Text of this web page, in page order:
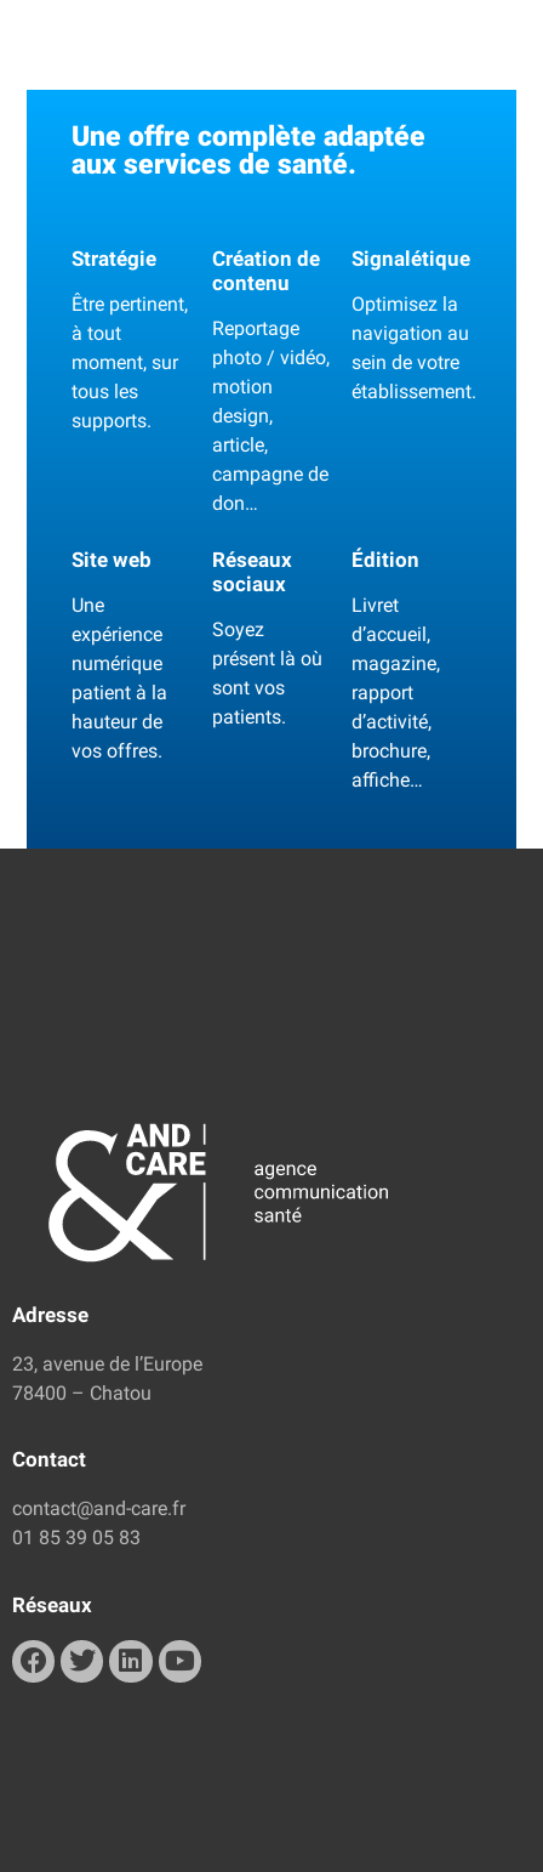
Une offre complète adaptée
aux services de santé.
Stratégie
Être pertinent,
à tout
moment, sur
tous les
supports.
Création de
contenu
Reportage
photo / vidéo,
motion
design,
article,
campagne de
don…
Signalétique
Optimisez la
navigation au
sein de votre
établissement.
Site web
Une
expérience
numérique
patient à la
hauteur de
vos offres.
Réseaux
sociaux
Soyez
présent là où
sont vos
patients.
Édition
Livret
d’accueil,
magazine,
rapport
d’activité,
brochure,
affiche…
Adresse
23, avenue de l’Europe
78400 – Chatou
Contact
contact@and-care.fr
01 85 39 05 83
Réseaux